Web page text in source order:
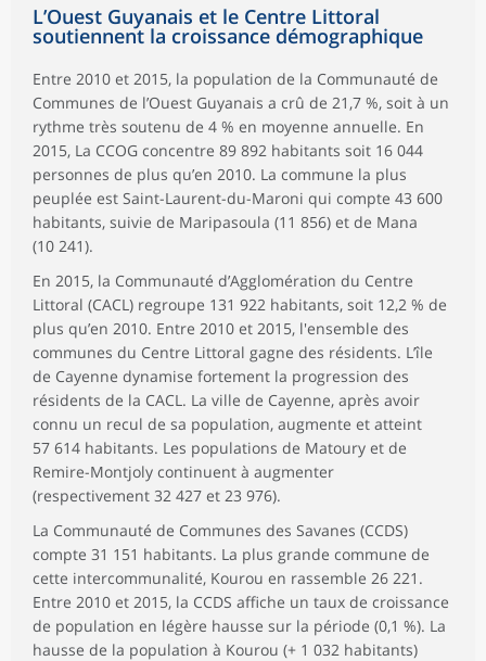
L’Ouest Guyanais et le Centre Littoral
soutiennent la croissance démographique
Entre 2010 et 2015, la population de la Communauté de
Communes de l’Ouest Guyanais a crû de 21,7 %, soit à un
rythme très soutenu de 4 % en moyenne annuelle. En
2015, La CCOG concentre 89 892 habitants soit 16 044
personnes de plus qu’en 2010. La commune la plus
peuplée est Saint-Laurent-du-Maroni qui compte 43 600
habitants, suivie de Maripasoula (11 856) et de Mana
(10 241).
En 2015, la Communauté d’Agglomération du Centre
Littoral (CACL) regroupe 131 922 habitants, soit 12,2 % de
plus qu’en 2010. Entre 2010 et 2015, l'ensemble des
communes du Centre Littoral gagne des résidents. L’île
de Cayenne dynamise fortement la progression des
résidents de la CACL. La ville de Cayenne, après avoir
connu un recul de sa population, augmente et atteint
57 614 habitants. Les populations de Matoury et de
Remire-Montjoly continuent à augmenter
(respectivement 32 427 et 23 976).
La Communauté de Communes des Savanes (CCDS)
compte 31 151 habitants. La plus grande commune de
cette intercommunalité, Kourou en rassemble 26 221.
Entre 2010 et 2015, la CCDS affiche un taux de croissance
de population en légère hausse sur la période (0,1 %). La
hausse de la population à Kourou (+ 1 032 habitants)